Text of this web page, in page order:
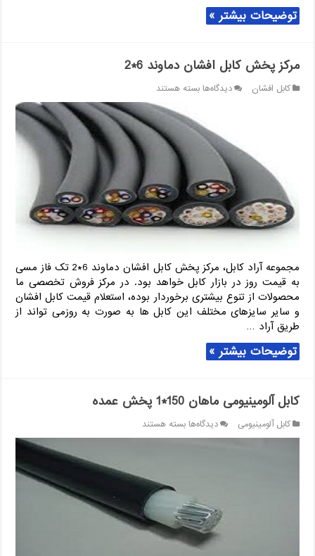
توضیحات بیشتر »
مرکز پخش کابل افشان دماوند 6*2
کابل افشان دیدگاه‌هابرای
پخش
کابل
افشان
دماوند
بسته هستند
مجموعه آراد کابل، مرکز پخش کابل افشان دماوند 6*2 تک فاز مسی
به قیمت روز در بازار کابل خواهد بود. در مرکز فروش تخصصی ما
محصولات از تنوع بیشتری برخوردار بوده، استعلام قیمت کابل افشان
و سایر سایزهای مختلف این کابل ها به صورت به روزمی تواند از
طریق آراد …
توضیحات بیشتر »
کابل آلومینیومی ماهان 150*1 پخش عمده
کابل آلومینیومی دیدگاه‌هابرای
کابل
پخش
عمده
بسته هستند